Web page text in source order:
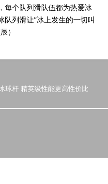
每个队列滑队伍都为热爱冰
队列滑让“冰上发生的一切叫
）
球杆 精英级性能更高性价比